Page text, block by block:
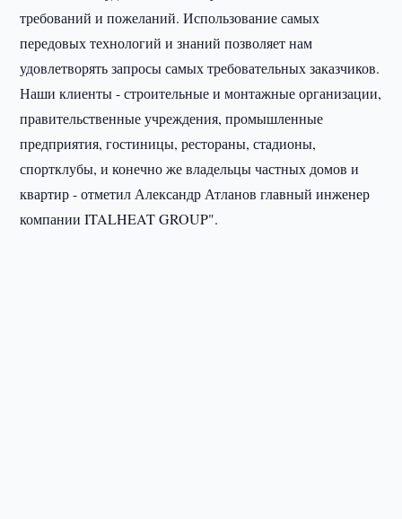
требований и пожеланий. Использование самых
передовых технологий и знаний позволяет нам
удовлетворять запросы самых требовательных заказчиков.
Наши клиенты - строительные и монтажные организации,
правительственные учреждения, промышленные
предприятия, гостиницы, рестораны, стадионы,
спортклубы, и конечно же владельцы частных домов и
квартир - отметил Александр Атланов главный инженер
компании ITALHEAT GROUP".